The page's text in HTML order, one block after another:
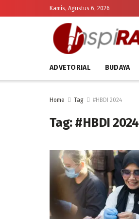
Kamis, Agustus 6, 2026
ADVETORIAL BUDAYA
Home Tag #HBDI 2024
Tag:#HBDI 2024